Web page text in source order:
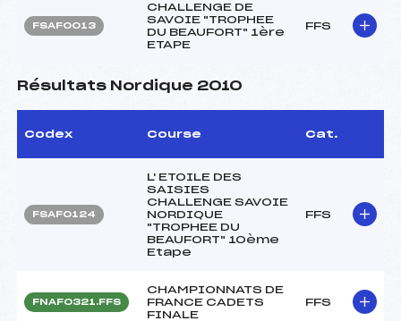
FSAF0013
CHALLENGE DE
SAVOIE "TROPHEE
DU BEAUFORT" 1ère
ETAPE
FFS
Résultats Nordique 2010
Codex Course Cat.
FSAF0124
L' ETOILE DES
SAISIES
CHALLENGE SAVOIE
NORDIQUE
"TROPHEE DU
BEAUFORT" 10ème
Etape
FFS
FNAF0321.FFS
CHAMPIONNATS DE
FRANCE CADETS
FINALE
FFS